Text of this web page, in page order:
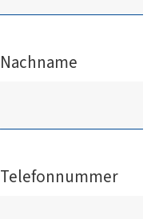
Nachname
Telefonnummer